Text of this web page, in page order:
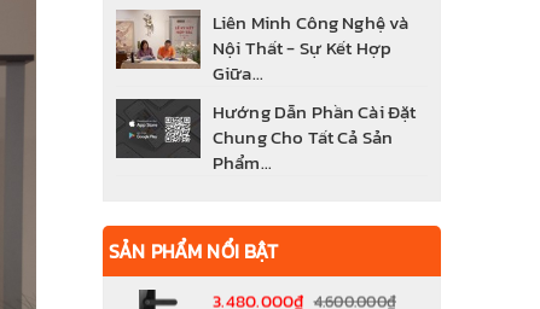
Liên Minh Công Nghệ và
Nội Thất - Sự Kết Hợp
Giữa...
Hướng Dẫn Phần Cài Đặt
Chung Cho Tất Cả Sản
Phẩm...
SẢN PHẨM NỔI BẬT
Khóa cửa thông minh wifi
FS800 APP-BL
5.100.000₫
Khóa vân tay Kaadas M5
3.480.000₫
Công tắc thông minh
Vconnex 4 nút viền nhôm
1.320.000₫